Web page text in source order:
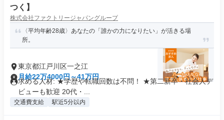
つく】
株式会社ファクトリージャパングループ
〈平均年齢28歳〉あなたの「誰かの力になりたい」が活きる場
所。
東京都江戸川区一之江
月給22万4000円～41万円
求める人材: ★学歴や転職回数は不問！ ★第二新卒・社会人デ
ビューも歓迎 20代・...
交通費支給 駅近5分以内